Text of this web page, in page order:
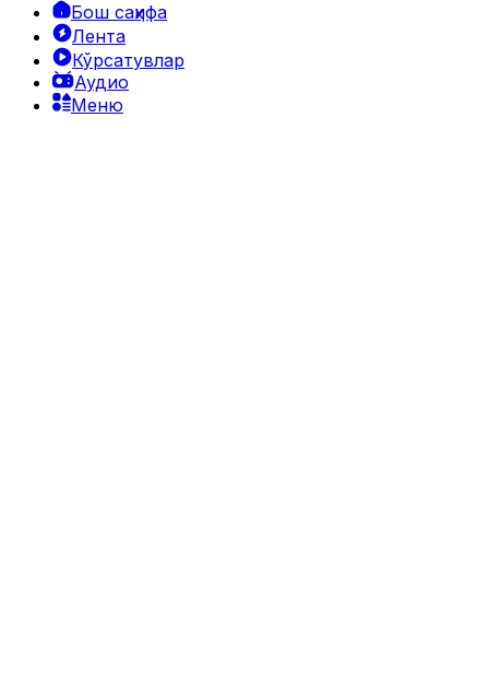
Бош саҳифа
Лента
Кўрсатувлар
Аудио
Меню